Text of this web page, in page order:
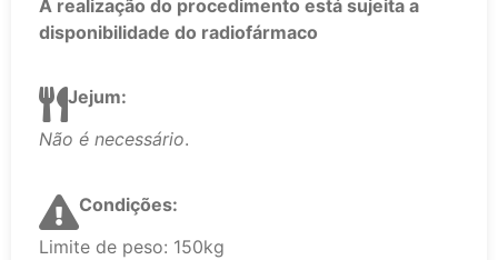
A realização do procedimento está sujeita a
disponibilidade do radiofármaco
Jejum:
Não é necessário.
Condições:
Limite de peso: 150kg